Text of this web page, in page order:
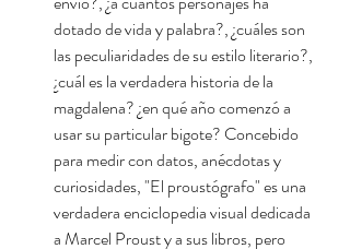
dotado de vida y palabra?, ¿cuáles son
las peculiaridades de su estilo literario?,
¿cuál es la verdadera historia de la
magdalena? ¿en qué año comenzó a
usar su particular bigote? Concebido
para medir con datos, anécdotas y
curiosidades, "El proustógrafo" es una
verdadera enciclopedia visual dedicada
a Marcel Proust y a sus libros, pero